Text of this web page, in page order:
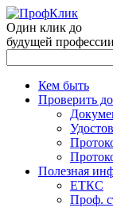
Один клик до
будущей профессии
Кем быть
Проверить
Полезная
ЕТКС
Проф.